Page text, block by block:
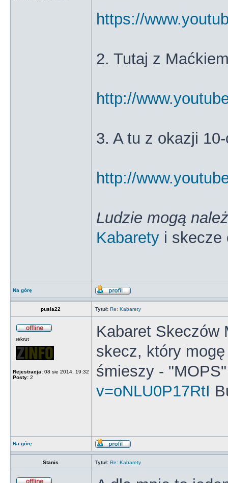
https://
2. Tutaj z
http://
3. A tu z okazji
http://
Ludzie mogą
Kabarety i skecze
Na górę
pusia22 Tytuł: Re: Kabarety
rekrut
Rejestracja: 08 sie 2014, 19:32
Posty: 2
Kabaret
skecz, który
śmieszy -
v=oNLU0P17RtI
Na górę
Stanis Tytuł: Re: Kabarety